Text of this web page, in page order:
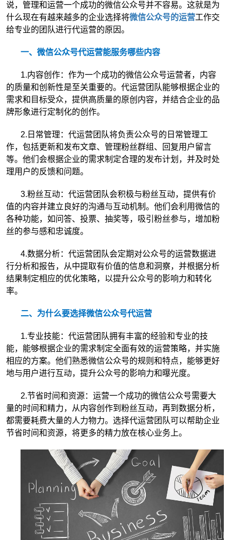
说，管理和运营一个成功的微信公众号并不容易。这就是为
什么现在有越来越多的企业选择将微信公众号的运营工作交
给专业的团队进行代运营的原因。
一、微信公众号代运营能服务哪些内容
1.内容创作：作为一个成功的微信公众号运营者，内容
的质量和创新性是至关重要的。代运营团队能够根据企业的
需求和目标受众，提供高质量的原创内容，并结合企业的品
牌形象进行定制化的创作。
2.日常管理：代运营团队将负责公众号的日常管理工
作，包括更新和发布文章、管理粉丝群组、回复用户留言
等。他们会根据企业的需求制定合理的发布计划，并及时处
理用户的反馈和问题。
3.粉丝互动：代运营团队会积极与粉丝互动，提供有价
值的内容并建立良好的沟通与互动机制。他们会利用微信的
各种功能，如问答、投票、抽奖等，吸引粉丝参与，增加粉
丝的参与感和忠诚度。
4.数据分析：代运营团队会定期对公众号的运营数据进
行分析和报告，从中提取有价值的信息和洞察，并根据分析
结果制定相应的优化策略，以提升公众号的影响力和转化
率。
二、为什么要选择微信公众号代运营
1.专业技能：代运营团队拥有丰富的经验和专业的技
能，能够根据企业的需求制定全面有效的运营策略，并实施
相应的方案。他们熟悉微信公众号的规则和特点，能够更好
地与用户进行互动，提升公众号的影响力和曝光度。
2.节省时间和资源：运营一个成功的微信公众号需要大
量的时间和精力，从内容创作到粉丝互动，再到数据分析，
都需要耗费大量的人力物力。选择代运营团队可以帮助企业
节省时间和资源，将更多的精力放在核心业务上。